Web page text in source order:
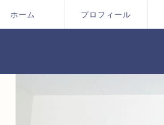
ホーム プロフィール